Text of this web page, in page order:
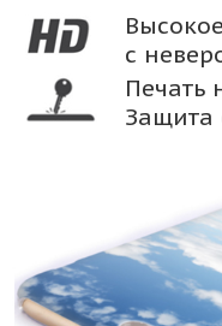
с
Печать
Защита